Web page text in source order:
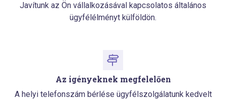
Javítunk az Ön vállalkozásával kapcsolatos általános
ügyfélélményt külföldön.
Az igényeknek megfelelően
A helyi telefonszám bérlése ügyfélszolgálatunk kedvelt